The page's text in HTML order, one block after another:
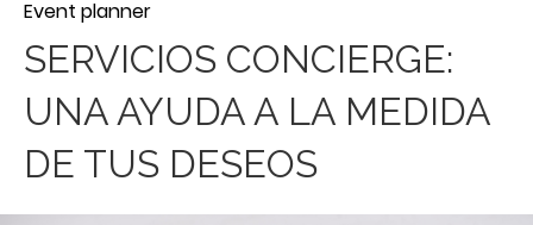
Event planner
SERVICIOS CONCIERGE:
UNA AYUDA A LA MEDIDA
DE TUS DESEOS